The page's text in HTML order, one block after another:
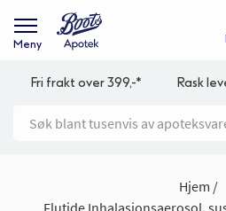
Meny
Fri frakt over 399,-* Rask
Hjem
Flutide Inhalasjonsaerosol,